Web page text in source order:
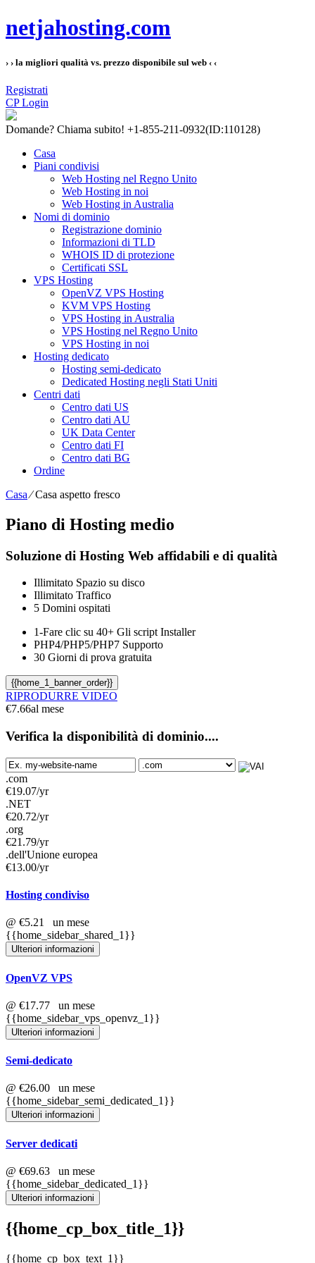
netjahosting.com
› › la migliori qualità vs. prezzo disponibile sul web ‹ ‹
Registrati
CP Login
Domande? Chiama subito! +1-855-211-0932(ID:110128)
Casa
Piani condivisi
Web Hosting nel Regno Unito
Web Hosting in noi
Web Hosting in Australia
Nomi di dominio
Registrazione dominio
Informazioni di TLD
WHOIS ID di protezione
Certificati SSL
VPS Hosting
OpenVZ VPS Hosting
KVM VPS Hosting
VPS Hosting in Australia
VPS Hosting nel Regno Unito
VPS Hosting in noi
Hosting dedicato
Hosting semi-dedicato
Dedicated Hosting negli Stati Uniti
Centri dati
Centro dati US
Centro dati AU
UK Data Center
Centro dati FI
Centro dati BG
Ordine
Casa⁄Casa aspetto fresco
Piano di Hosting medio
Soluzione di Hosting Web affidabili e di qualità
Illimitato Spazio su disco
Illimitato Traffico
5 Domini ospitati
1-Fare clic su 40+ Gli script Installer
PHP4/PHP5/PHP7 Supporto
30 Giorni di prova gratuita
{{home_1_banner_order}}
RIPRODURRE VIDEO
€7.66al mese
Verifica la disponibilità di dominio....
.com
€19.07/yr
.NET
€20.72/yr
.org
€21.79/yr
.dell'Unione europea
€13.00/yr
Hosting condiviso
@ €5.21
un mese
{{home_sidebar_shared_1}}
Ulteriori informazioni
OpenVZ VPS
@ €17.77
un mese
{{home_sidebar_vps_openvz_1}}
Ulteriori informazioni
Semi-dedicato
@ €26.00
un mese
{{home_sidebar_semi_dedicated_1}}
Ulteriori informazioni
Server dedicati
@ €69.63
un mese
{{home_sidebar_dedicated_1}}
Ulteriori informazioni
{{home_cp_box_title_1}}
{{home_cp_box_text_1}}